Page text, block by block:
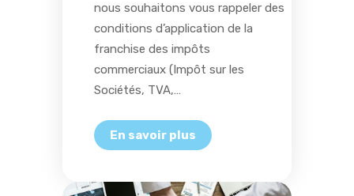
nous souhaitons vous rappeler des
conditions d’application de la
franchise des impôts
commerciaux (Impôt sur les
Sociétés, TVA,…